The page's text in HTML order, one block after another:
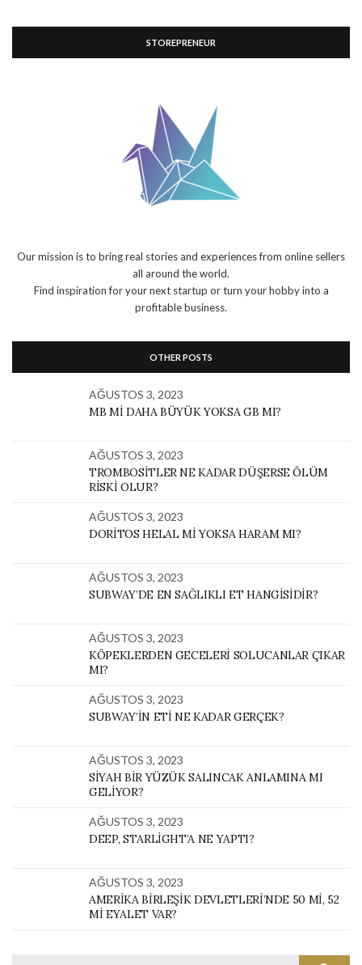
STOREPRENEUR
Our mission is to bring real stories and experiences from online sellers
all around the world.
Find inspiration for your next startup or turn your hobby into a
profitable business.
OTHER POSTS
AĞUSTOS 3, 2023
MB MI DAHA BÜYÜK YOKSA GB MI?
AĞUSTOS 3, 2023
TROMBOSITLER NE KADAR DÜŞERSE ÖLÜM
RISKI OLUR?
AĞUSTOS 3, 2023
DORITOS HELAL MI YOKSA HARAM MI?
AĞUSTOS 3, 2023
SUBWAY’DE EN SAĞLIKLI ET HANGISIDIR?
AĞUSTOS 3, 2023
KÖPEKLERDEN GECELERI SOLUCANLAR ÇIKAR
MI?
AĞUSTOS 3, 2023
SUBWAY’IN ETI NE KADAR GERÇEK?
AĞUSTOS 3, 2023
SIYAH BIR YÜZÜK SALINCAK ANLAMINA MI
GELIYOR?
AĞUSTOS 3, 2023
DEEP, STARLIGHT’A NE YAPTI?
AĞUSTOS 3, 2023
AMERIKA BIRLEŞIK DEVLETLERI’NDE 50 MI, 52
MI EYALET VAR?